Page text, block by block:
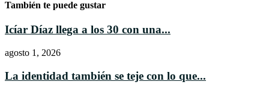
También te puede gustar
Icíar Díaz llega a los 30 con una...
agosto 1, 2026
La identidad también se teje con lo que...